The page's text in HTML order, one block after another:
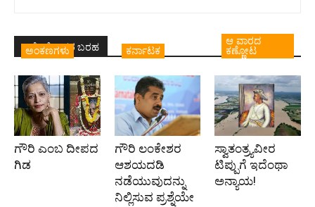
ಇದೇ ಲೇಖಕರ ಬರಹ
ಅಂಕಣಗಳು
ಗೌರಿ ಎಂಬ ದೀಪದ
ಗಿಡ
ಕರ್ನಾಟಕ
ಗೌರಿ ಲಂಕೇಶರ
ಆಶಯದಡಿ
ನಡೆಯುವುದನ್ನು
ನಿಲ್ಲಿಸುವ ಪ್ರಶ್ನೆಯೇ
ಆ ವಾರದ
ಕಣ್ಣೋಟ
ಸ್ವಾತಂತ್ರ್ಯವೀರ
ಟಿಪ್ಪುಗೆ ಇದೆಂಥಾ
ಅನ್ಯಾಯ!